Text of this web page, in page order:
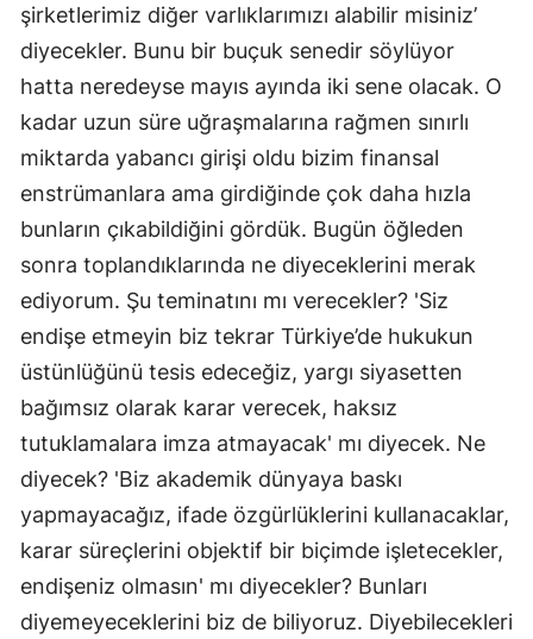
şirketlerimiz diğer varlıklarımızı alabilir misiniz’
diyecekler. Bunu bir buçuk senedir söylüyor
hatta neredeyse mayıs ayında iki sene olacak. O
kadar uzun süre uğraşmalarına rağmen sınırlı
miktarda yabancı girişi oldu bizim finansal
enstrümanlara ama girdiğinde çok daha hızla
bunların çıkabildiğini gördük. Bugün öğleden
sonra toplandıklarında ne diyeceklerini merak
ediyorum. Şu teminatını mı verecekler? 'Siz
endişe etmeyin biz tekrar Türkiye’de hukukun
üstünlüğünü tesis edeceğiz, yargı siyasetten
bağımsız olarak karar verecek, haksız
tutuklamalara imza atmayacak' mı diyecek. Ne
diyecek? 'Biz akademik dünyaya baskı
yapmayacağız, ifade özgürlüklerini kullanacaklar,
karar süreçlerini objektif bir biçimde işletecekler,
endişeniz olmasın' mı diyecekler? Bunları
diyemeyeceklerini biz de biliyoruz. Diyebilecekleri